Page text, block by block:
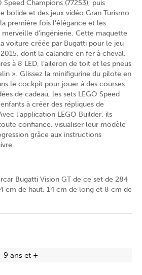
Speed Champions (77253), puis
bolide et des jeux vidéo Gran Turismo
première fois l’élégance et les
d’ingénierie. Cette maquette
voiture créée par Bugatti pour le jeu
dont la calandre en fer à cheval,
à 8 LED, l’aileron de toit et les pneus
». Glissez la minifigurine du pilote en
le cockpit pour jouer à des courses
de cadeau, les sets LEGO Speed
à créer des répliques de
l’application LEGO Builder, ils
confiance, visualiser leur modèle
grâce aux instructions
Bugatti Vision GT de ce set de 284
cm de haut, 14 cm de long et 8 cm de
9 ans et +